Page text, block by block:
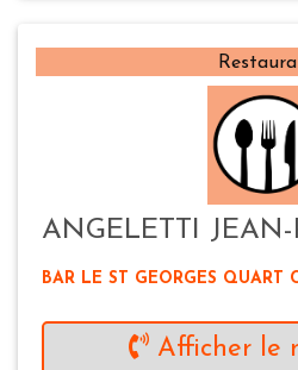
ANGELETTI JEAN-
BAR LE ST GEORGES QUART
Afficher le